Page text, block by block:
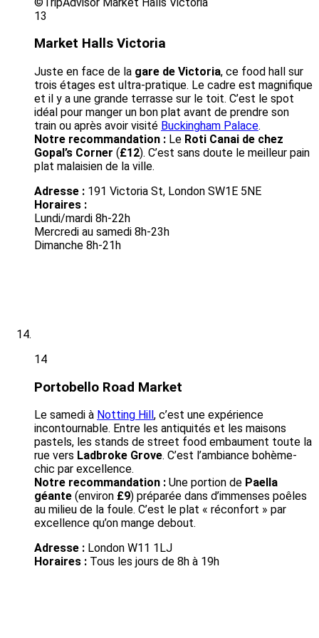
13
Market Halls Victoria
Juste en face de la gare de Victoria, ce food hall sur
trois étages est ultra-pratique. Le cadre est magnifique
et il y a une grande terrasse sur le toit. C’est le spot
idéal pour manger un bon plat avant de prendre son
train ou après avoir visité Buckingham Palace.
Notre recommandation : Le Roti Canai de chez
Gopal’s Corner (£12). C’est sans doute le meilleur pain
plat malaisien de la ville.
Adresse : 191 Victoria St, London SW1E 5NE
Horaires :
Lundi/mardi 8h-22h
Mercredi au samedi 8h-23h
Dimanche 8h-21h
14
Portobello Road Market
Le samedi à Notting Hill , c’est une expérience
incontournable. Entre les antiquités et les maisons
pastels, les stands de street food embaument toute la
rue vers Ladbroke Grove. C’est l’ambiance bohème-
chic par excellence.
Notre recommandation : Une portion de Paella
géante (environ £9) préparée dans d’immenses poêles
au milieu de la foule. C’est le plat « réconfort » par
excellence qu’on mange debout.
Adresse : London W11 1LJ
Horaires : Tous les jours de 8h à 19h